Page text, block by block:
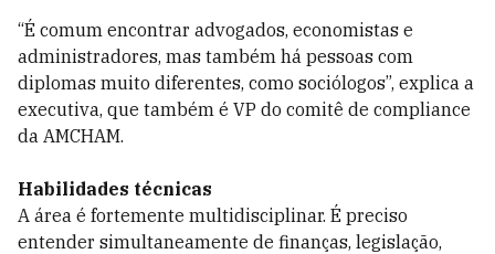
“É comum encontrar advogados, economistas e
administradores, mas também há pessoas com
diplomas muito diferentes, como sociólogos”, explica a
executiva, que também é VP do comitê de compliance
da AMCHAM.
Habilidades técnicas
A área é fortemente multidisciplinar. É preciso
entender simultaneamente de finanças, legislação,